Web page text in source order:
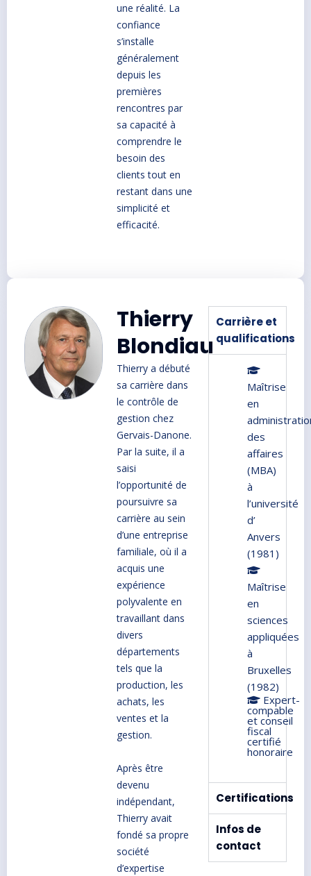
une réalité. La
confiance
s’installe
généralement
depuis les
premières
rencontres par
sa capacité à
comprendre le
besoin des
clients tout en
restant dans une
simplicité et
efficacité.
Thierry
Blondiau
Thierry a débuté
sa carrière dans
le contrôle de
gestion chez
Gervais-Danone.
Par la suite, il a
saisi
l’opportunité de
poursuivre sa
carrière au sein
d’une entreprise
familiale, où il a
acquis une
expérience
polyvalente en
travaillant dans
divers
départements
tels que la
production, les
achats, les
ventes et la
gestion.
Après être
devenu
indépendant,
Thierry avait
fondé sa propre
société
d’expertise
Carrière et
qualifications
Maîtrise
en
des
affaires
(MBA)
à
l’université
d’
Anvers
(1981)
Maîtrise
en
sciences
appliquées
à
Bruxelles
(1982)
Expert-
compable
et conseil
fiscal
certifié
honoraire
Certifications
Infos de
contact